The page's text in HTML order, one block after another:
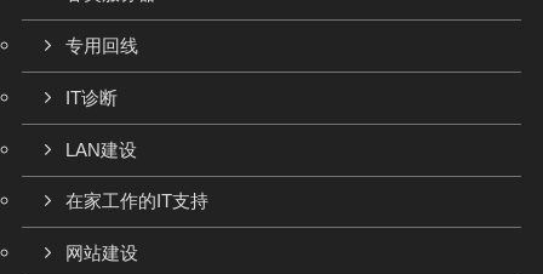
专用回线
IT诊断
LAN建设
在家工作的IT支持
网站建设